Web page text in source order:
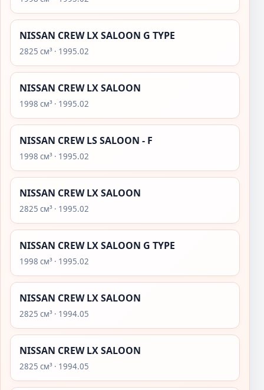
NISSAN CREW LX SALOON G TYPE
2825 см³ · 1995.02
NISSAN CREW LX SALOON
1998 см³ · 1995.02
NISSAN CREW LS SALOON - F
1998 см³ · 1995.02
NISSAN CREW LX SALOON
2825 см³ · 1995.02
NISSAN CREW LX SALOON G TYPE
1998 см³ · 1995.02
NISSAN CREW LX SALOON
2825 см³ · 1994.05
NISSAN CREW LX SALOON
2825 см³ · 1994.05